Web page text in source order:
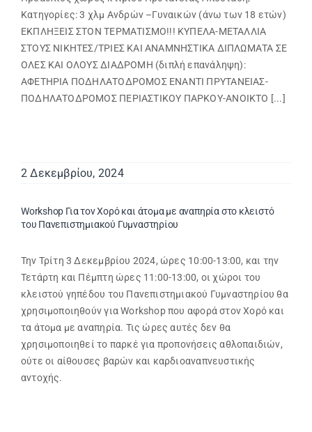
Κατηγορίες: 3 χλμ Ανδρών –Γυναικών (άνω των 18 ετών)
ΕΚΠΛΗΞΕΙΣ ΣΤΟΝ ΤΕΡΜΑΤΙΣΜΟ!!! ΚΥΠΕΛΑ-ΜΕΤΑΛΛΙΑ
ΣΤΟΥΣ ΝΙΚΗΤΕΣ/ΤΡΙΕΣ ΚΑΙ ΑΝΑΜΝΗΣΤΙΚΑ ΔΙΠΛΩΜΑΤΑ ΣΕ
ΟΛΕΣ ΚΑΙ ΟΛΟΥΣ ΔΙΑΔΡΟΜΗ (διπλή επανάληψη):
ΑΦΕΤΗΡΙΑ ΠΟΔΗΛΑΤΟΔΡΟΜΟΣ ΕΝΑΝΤΙ ΠΡΥΤΑΝΕΙΑΣ-
ΠΟΔΗΛΑΤΟΔΡΟΜΟΣ ΠΕΡΙΑΣΤΙΚΟΥ ΠΑΡΚΟΥ-ΑΝΟΙΚΤΟ [...]
2 Δεκεμβρίου, 2024
Workshop Για τον Χορό και άτομα με αναπηρία στο κλειστό
του Πανεπιστημιακού Γυμναστηρίου
Την Τρίτη 3 Δεκεμβρίου 2024, ώρες 10:00-13:00, και την
Τετάρτη και Πέμπτη ώρες 11:00-13:00, οι χώροι του
κλειστού γηπέδου του Πανεπιστημιακού Γυμναστηρίου θα
χρησιμοποιηθούν για Workshop που αφορά στον Χορό και
τα άτομα με αναπηρία. Τις ώρες αυτές δεν θα
χρησιμοποιηθεί το παρκέ για προπονήσεις αθλοπαιδιών,
ούτε οι αίθουσες βαρών και καρδιοαναπνευστικής
αντοχής.